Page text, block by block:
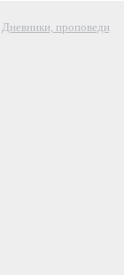
Дневники, проповеди,